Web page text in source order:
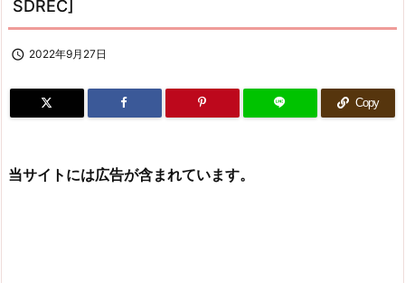
SDREC]
 2022年9月27日
Copy
当サイトには広告が含まれています。